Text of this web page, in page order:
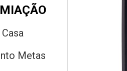
Casa
Metas